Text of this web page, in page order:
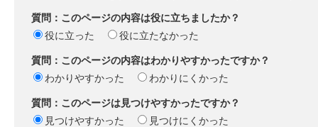
質問：このページの内容は役に立ちましたか？
役に立った
役に立たなかった
質問：このページの内容はわかりやすかったですか？
わかりやすかった
わかりにくかった
質問：このページは見つけやすかったですか？
見つけやすかった
見つけにくかった